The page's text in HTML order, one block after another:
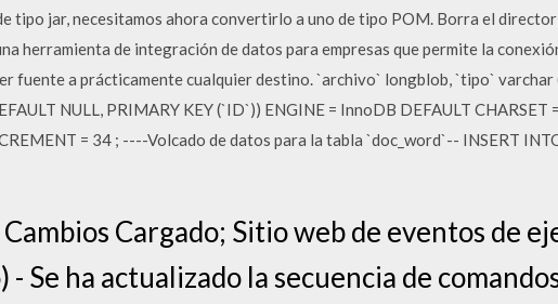
tipo jar, necesitamos ahora convertirlo a uno de tipo POM. Borra el
herramienta de integración de datos para empresas que permite la
fuente a prácticamente cualquier destino. `archivo` longblob, `tipo` varchar
NULL, PRIMARY KEY (`ID`)) ENGINE = InnoDB DEFAULT CHARSET
= 34 ; ----Volcado de datos para la tabla `doc_word`-- INSERT
Cargado; Sitio web de eventos de
Se ha actualizado la secuencia de